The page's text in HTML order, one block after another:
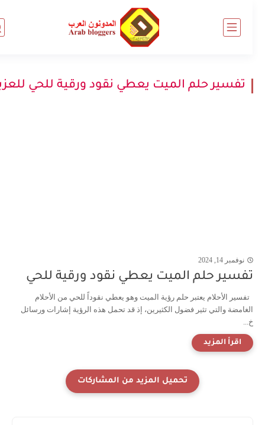
تفسير حلم الميت يعطي نقود ورقية للحي للعزباء
نوفمبر 14, 2024
تفسير حلم الميت يعطي نقود ورقية للحي
تفسير الأحلام يعتبر حلم رؤية الميت وهو يعطي نقوداً للحي من الأحلام
الغامضة والتي تثير فضول الكثيرين، إذ قد تحمل هذه الرؤية إشارات ورسائل